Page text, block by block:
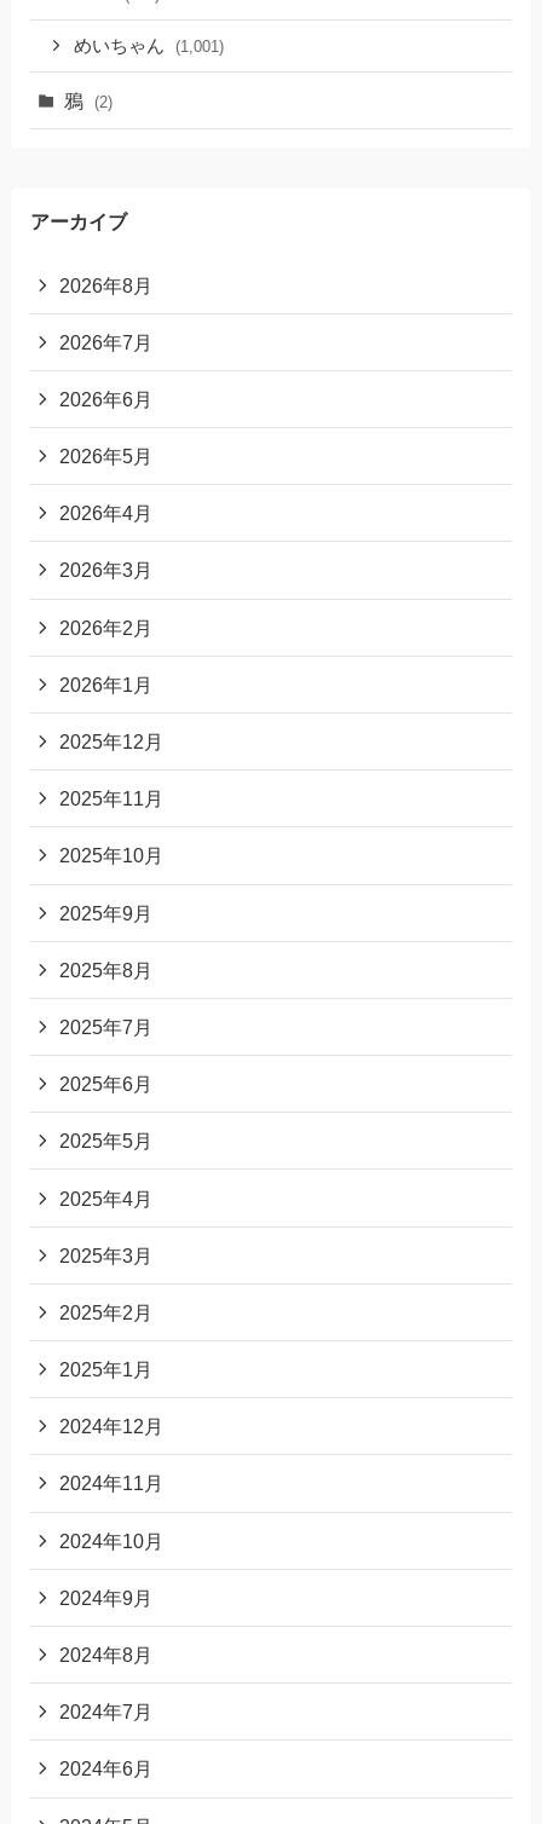
めいちゃん (1,001)
鴉 (2)
アーカイブ
2026年8月
2026年7月
2026年6月
2026年5月
2026年4月
2026年3月
2026年2月
2026年1月
2025年12月
2025年11月
2025年10月
2025年9月
2025年8月
2025年7月
2025年6月
2025年5月
2025年4月
2025年3月
2025年2月
2025年1月
2024年12月
2024年11月
2024年10月
2024年9月
2024年8月
2024年7月
2024年6月